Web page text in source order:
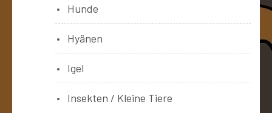
Hunde
Hyänen
Igel
Insekten / Kleine Tiere